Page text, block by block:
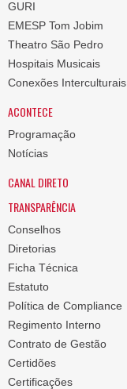
GURI
EMESP Tom Jobim
Theatro São Pedro
Hospitais Musicais
Conexões Interculturais
ACONTECE
Programação
Notícias
CANAL DIRETO
TRANSPARÊNCIA
Conselhos
Diretorias
Ficha Técnica
Estatuto
Política de Compliance
Regimento Interno
Contrato de Gestão
Certidões
Certificações